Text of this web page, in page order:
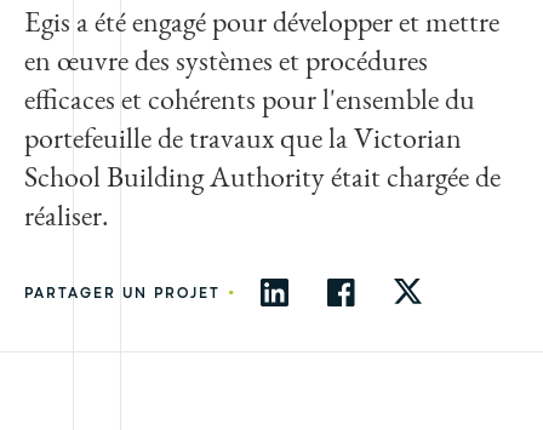
Egis a été engagé pour développer et mettre
en œuvre des systèmes et procédures
efficaces et cohérents pour l'ensemble du
portefeuille de travaux que la Victorian
School Building Authority était chargée de
réaliser.
PARTAGER UN PROJET •